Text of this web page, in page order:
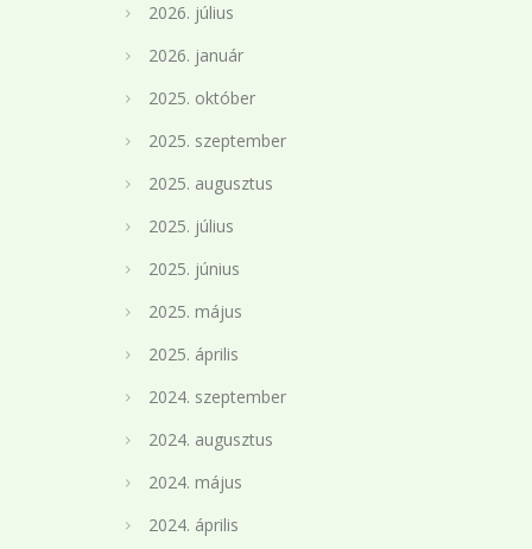
2026. július
2026. január
2025. október
2025. szeptember
2025. augusztus
2025. július
2025. június
2025. május
2025. április
2024. szeptember
2024. augusztus
2024. május
2024. április